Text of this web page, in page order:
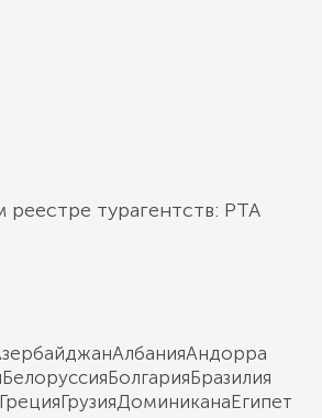
турагентств: РТА
АлбанияАндорра
БелоруссияБолгарияБразилия
ГрецияГрузияДоминиканаЕгипет